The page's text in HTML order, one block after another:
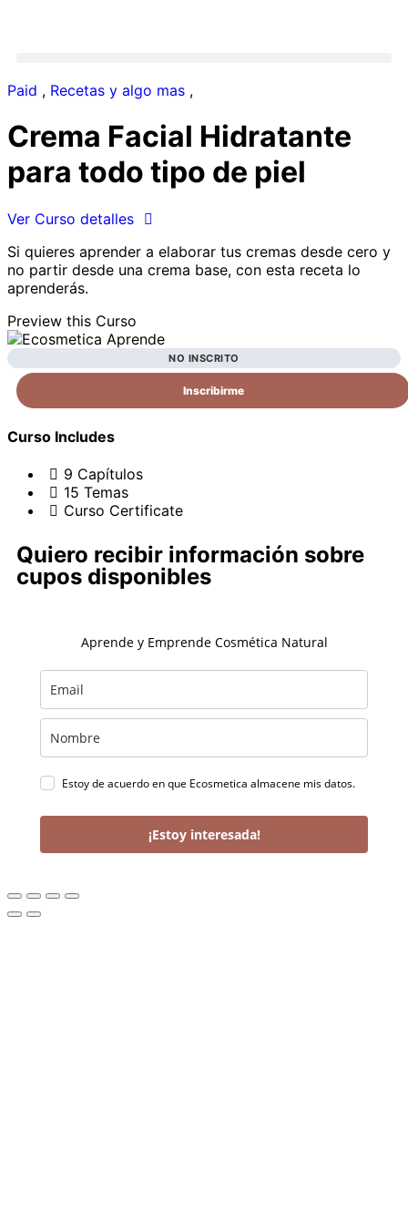
Paid , Recetas y algo mas ,
Crema Facial Hidratante
para todo tipo de piel
Ver Curso detalles
Si quieres aprender a elaborar tus cremas desde cero y
no partir desde una crema base, con esta receta lo
aprenderás.
Preview this Curso
NO INSCRITO
Inscribirme
Curso Includes
9 Capítulos
15 Temas
Curso Certificate
Quiero recibir información sobre
cupos disponibles
Aprende y Emprende Cosmética Natural
Estoy de acuerdo en que Ecosmetica almacene mis datos.
¡Estoy interesada!